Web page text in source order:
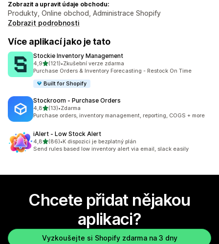
Zobrazit a upravit údaje obchodu:
Produkty, Online obchod, Administrace Shopify
Zobrazit podrobnosti
Více aplikací jako je tato
Stockie Inventory Management
4,9z 5 hvězd
(121)
Celkový počet recenzí: 121
•Zkušební verze zdarma
Purchase Orders & Inventory Forecasting - Restock On Time
Built for Shopify
Stockroom ‑ Purchase Orders
4,8z 5 hvězd
(13)
Celkový počet recenzí: 13
•Zdarma
Purchase orders, inventory management, reporting, COGS + more
iAlert ‑ Low Stock Alert
4,8z 5 hvězd
(86)
Celkový počet recenzí: 86
•K dispozici je bezplatný plán
Send rules based low inventory alert via email, slack easily
Chcete přidat nějakou
aplikaci?
Vyzkoušejte si Shopify zdarma na 3 dny